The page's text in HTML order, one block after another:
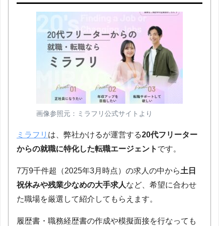
画像参照元：ミラフリ公式サイトより
ミラフリ は、弊社かけるが運営する20代フリーター
からの就職に特化した転職エージェント です。
7万9千件超（2025年3月時点）の求人の中から土日
祝休みや残業少なめの大手求人など、希望に合わせ
た職場を厳選して紹介してもらえます。
履歴書・職務経歴書の作成や模擬面接を行なっても